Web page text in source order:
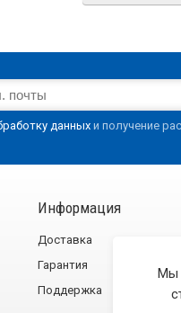
данных и получение
Информация
Доставка
Гарантия
Поддержка
Мы